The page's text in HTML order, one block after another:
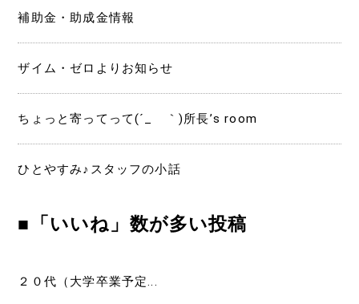
補助金・助成金情報
ザイム・ゼロよりお知らせ
ちょっと寄ってって(´_ゝ｀)所長’s room
ひとやすみ♪スタッフの小話
■「いいね」数が多い投稿
２０代（大学卒業予定...